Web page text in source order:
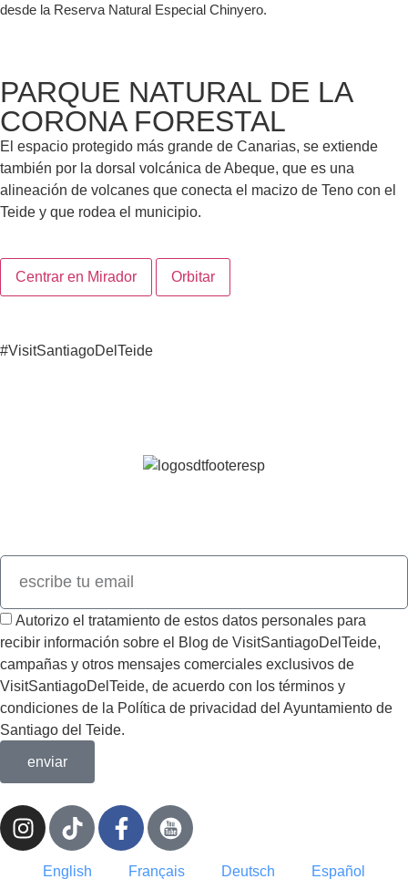
desde la Reserva Natural Especial Chinyero.
PARQUE NATURAL DE LA
CORONA FORESTAL
El espacio protegido más grande de Canarias, se extiende
también por la dorsal volcánica de Abeque, que es una
alineación de volcanes que conecta el macizo de Teno con el
Teide y que rodea el municipio.
300 m
Centrar en Mirador Orbitar
#VisitSantiagoDelTeide
Autorizo el tratamiento de estos datos personales para
recibir información sobre el Blog de VisitSantiagoDelTeide,
campañas y otros mensajes comerciales exclusivos de
VisitSantiagoDelTeide, de acuerdo con los términos y
condiciones de la Política de privacidad del Ayuntamiento de
Santiago del Teide.
enviar
English Français Deutsch Español